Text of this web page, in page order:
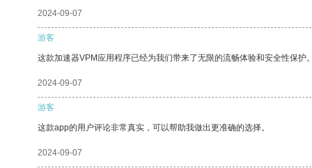
2024-09-07
游客
这款加速器VPM应用程序已经为我们带来了无限的流畅体验和安全性保护
2024-09-07
游客
这款app的用户评论非常真实，可以帮助我做出更准确的选择。
2024-09-07